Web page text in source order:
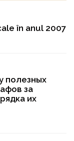
în anul 2007
полезных
за
их